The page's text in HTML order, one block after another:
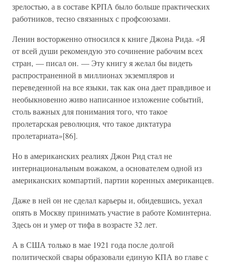
зрелостью, а в составе КРПА было больше практических
работников, тесно связанных с профсоюзами.
Ленин восторженно относился к книге Джона Рида. «Я
от всей души рекомендую это сочинение рабочим всех
стран, — писал он. — Эту книгу я желал бы видеть
распространенной в миллионах экземпляров и
переведенной на все языки, так как она дает правдивое и
необыкновенно живо написанное изложение событий,
столь важных для понимания того, что такое
пролетарская революция, что такое диктатура
пролетариата»[86].
Но в американских реалиях Джон Рид стал не
интернациональным вожаком, а основателем одной из
американских компартий, партии коренных американцев.
Даже в ней он не сделал карьеры и, обидевшись, уехал
опять в Москву принимать участие в работе Коминтерна.
Здесь он и умер от тифа в возрасте 32 лет.
А в США только в мае 1921 года после долгой
политической свары образовали единую КПА во главе с